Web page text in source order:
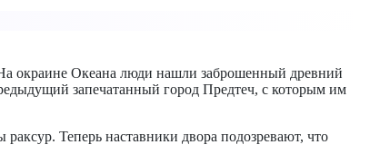
окраине Океана люди нашли заброшенный древний
запечатанный город Предтеч, с которым им
Теперь наставники двора подозревают, что